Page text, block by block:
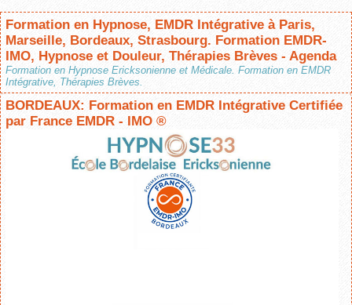
Formation en Hypnose, EMDR Intégrative à Paris,
Marseille, Bordeaux, Strasbourg. Formation EMDR-
IMO, Hypnose et Douleur, Thérapies Brèves - Agenda
Formation en Hypnose Ericksonienne et Médicale. Formation en EMDR
Intégrative, Thérapies Brèves.
BORDEAUX: Formation en EMDR Intégrative Certifiée
par France EMDR - IMO ®